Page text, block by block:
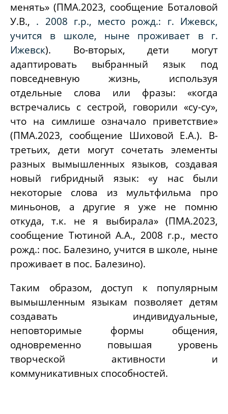
менять» (ПМА.2023, сообщение Боталовой
У.В., . 2008 г.р., место рожд.: г. Ижевск,
учится в школе, ныне проживает в г.
Ижевск). Во-вторых, дети могут
адаптировать выбранный язык под
повседневную жизнь, используя
отдельные слова или фразы: «когда
встречались с сестрой, говорили «су-су»,
что на симлише означало приветствие»
(ПМА.2023, сообщение Шиховой Е.А.). В-
третьих, дети могут сочетать элементы
разных вымышленных языков, создавая
новый гибридный язык: «у нас были
некоторые слова из мультфильма про
миньонов, а другие я уже не помню
откуда, т.к. не я выбирала» (ПМА.2023,
сообщение Тютиной А.А., 2008 г.р., место
рожд.: пос. Балезино, учится в школе, ныне
проживает в пос. Балезино).
Таким образом, доступ к популярным
вымышленным языкам позволяет детям
создавать индивидуальные,
неповторимые формы общения,
одновременно повышая уровень
творческой активности и
коммуникативных способностей.